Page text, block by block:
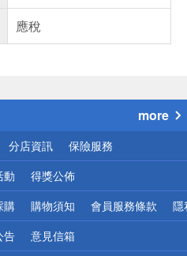
應稅
心！
more
分店資訊 保險服務
動 得獎公佈
購 購物須知 會員服務條款 隱
告 意見信箱